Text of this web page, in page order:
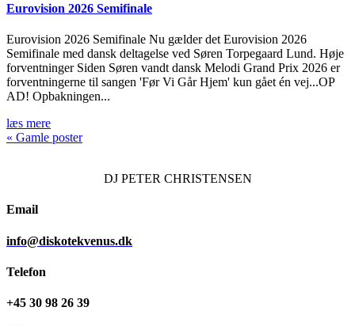
Eurovision 2026 Semifinale
Eurovision 2026 Semifinale Nu gælder det Eurovision 2026
Semifinale med dansk deltagelse ved Søren Torpegaard Lund. Høje
forventninger Siden Søren vandt dansk Melodi Grand Prix 2026 er
forventningerne til sangen 'Før Vi Går Hjem' kun gået én vej...OP
AD! Opbakningen...
læs mere
« Gamle poster
DJPETER CHRISTENSEN
Email
info@diskotekvenus.dk
Telefon
+45 30 98 26 39